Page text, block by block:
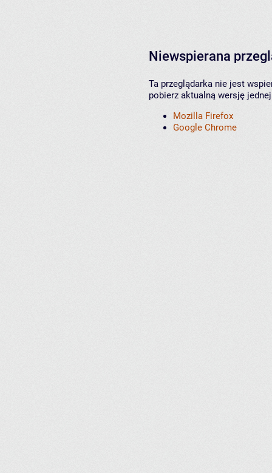
Niewspierana
Ta przeglądarka nie jest
pobierz aktualną wersję
Mozilla Firefox
Google Chrome